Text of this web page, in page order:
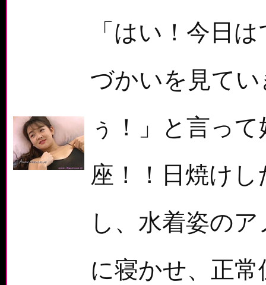
「はい！今日
づかいを見て
ぅ！」と言っ
座！！日焼け
し、水着姿の
に寝かせ、正